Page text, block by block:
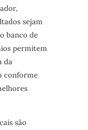
sejam
banco de
permitem
da
conforme
são